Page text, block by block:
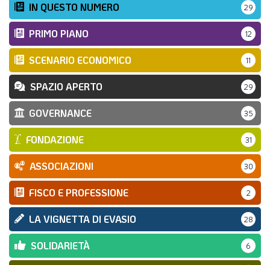
IN QUESTO NUMERO 29
PRIMO PIANO 12
SCENARIO ECONOMICO 11
SPAZIO APERTO 29
GOVERNANCE 35
FONDAZIONE 31
ASSOCIAZIONI 30
FISCO E PROFESSIONE 2
LA VIGNETTA DI EVASIO 28
SOLIDARIETÀ 6